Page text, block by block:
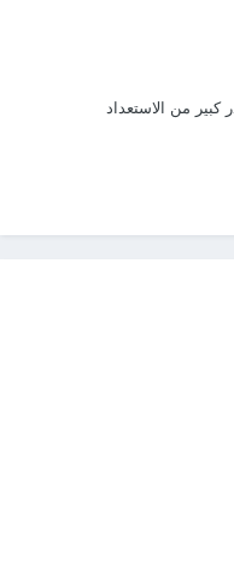
من الاستعداد